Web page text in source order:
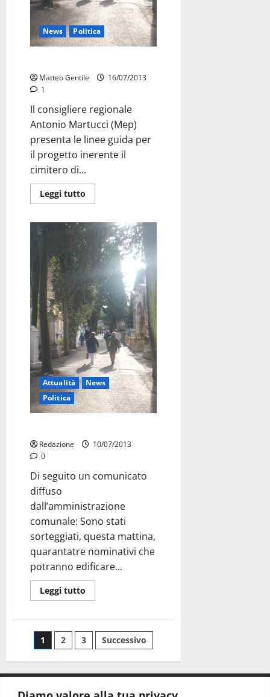
News Politica
Matteo Gentile
16/07/2013
1
Il consigliere regionale
Antonio Martucci (Mep)
presenta le linee guida per
il progetto inerente il
cimitero di...
Leggi tutto
Attualità
News
Politica
Redazione
10/07/2013
0
Di seguito un comunicato
diffuso
dall’amministrazione
comunale: Sono stati
sorteggiati, questa mattina,
quarantatre nominativi che
potranno edificare...
Leggi tutto
1 2 3 Successivo